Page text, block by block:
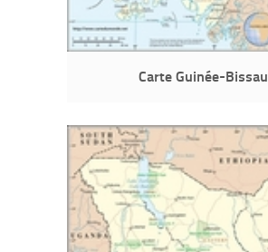
Carte Guinée-Bissau